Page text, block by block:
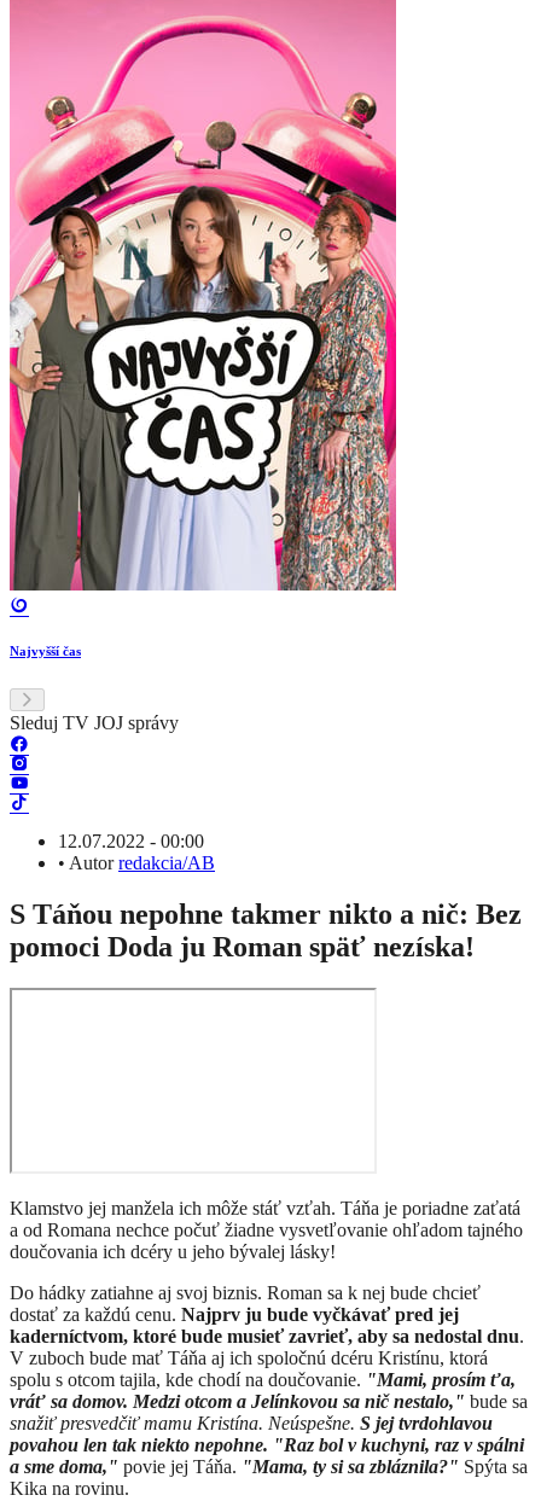
Najvyšší čas
Sleduj TV JOJ správy
12.07.2022 - 00:00
• Autorredakcia/AB
S Táňou nepohne takmer nikto a nič: Bez
pomoci Doda ju Roman späť nezíska!
Klamstvo jej manžela ich môže stáť vzťah. Táňa je poriadne zaťatá
a od Romana nechce počuť žiadne vysvetľovanie ohľadom tajného
doučovania ich dcéry u jeho bývalej lásky!
Do hádky zatiahne aj svoj biznis. Roman sa k nej bude chcieť
dostať za každú cenu. Najprv ju bude vyčkávať pred jej
kaderníctvom, ktoré bude musieť zavrieť, aby sa nedostal dnu.
V zuboch bude mať Táňa aj ich spoločnú dcéru Kristínu, ktorá
spolu s otcom tajila, kde chodí na doučovanie. "Mami, prosím ťa,
vráť sa domov. Medzi otcom a Jelínkovou sa nič nestalo," bude sa
snažiť presvedčiť mamu Kristína. Neúspešne. S jej tvrdohlavou
povahou len tak niekto nepohne. "Raz bol v kuchyni, raz v spálni
a sme doma," povie jej Táňa. "Mama, ty si sa zbláznila?" Spýta sa
Kika na rovinu.